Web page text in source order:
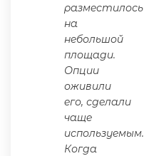
разместилось
на
небольшой
площади.
Опции
оживили
его, сделали
чаще
используемым.
Когда